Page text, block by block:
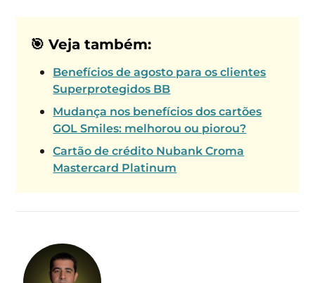
🎯 Veja também:
Benefícios de agosto para os clientes
Superprotegidos BB
Mudança nos benefícios dos cartões
GOL Smiles: melhorou ou piorou?
Cartão de crédito Nubank Croma
Mastercard Platinum